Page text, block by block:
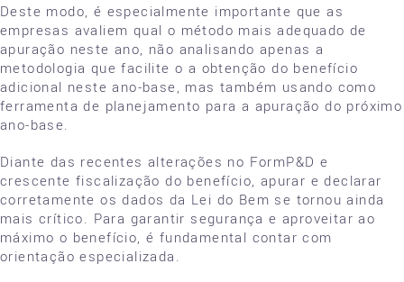
Deste modo, é especialmente importante que as
empresas avaliem qual o método mais adequado de
apuração neste ano, não analisando apenas a
metodologia que facilite o a obtenção do benefício
adicional neste ano-base, mas também usando como
ferramenta de planejamento para a apuração do próximo
ano-base.
Diante das recentes alterações no FormP&D e
crescente fiscalização do benefício, apurar e declarar
corretamente os dados da Lei do Bem se tornou ainda
mais crítico. Para garantir segurança e aproveitar ao
máximo o benefício, é fundamental contar com
orientação especializada.